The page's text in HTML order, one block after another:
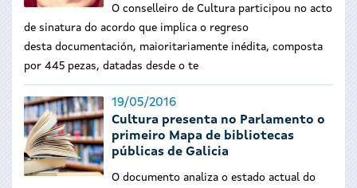
O conselleiro de Cultura participou no acto
de sinatura do acordo que implica o regreso
desta documentación, maioritariamente inédita, composta
por 445 pezas, datadas desde o te
19/05/2016
Cultura presenta no Parlamento o
primeiro Mapa de bibliotecas
públicas de Galicia
O documento analiza o estado actual do